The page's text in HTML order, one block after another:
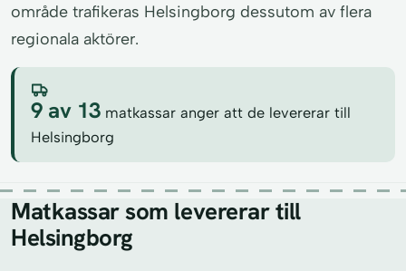
område trafikeras Helsingborg dessutom av flera
regionala aktörer.
9 av 13 matkassar anger att de levererar till
Helsingborg
Matkassar som levererar till
Helsingborg